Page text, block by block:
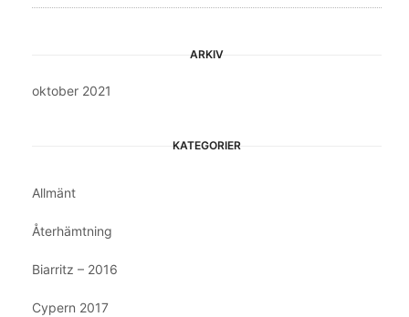
ARKIV
oktober 2021
KATEGORIER
Allmänt
Återhämtning
Biarritz – 2016
Cypern 2017